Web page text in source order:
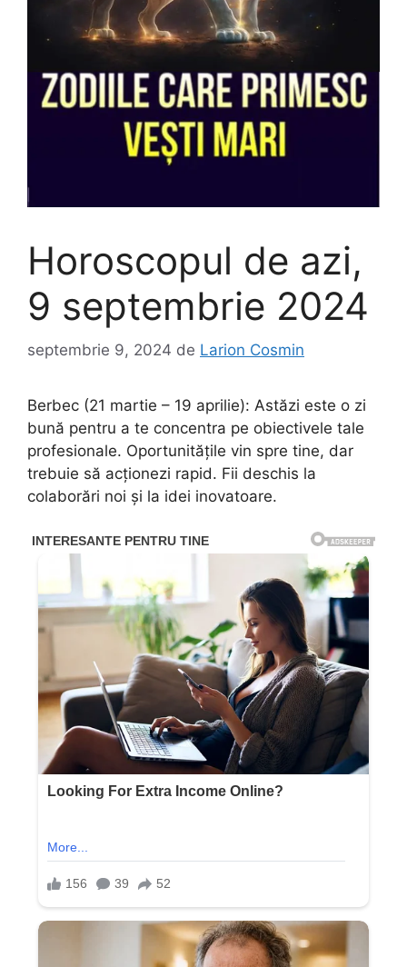
Horoscopul de azi,
9 septembrie 2024
septembrie 9, 2024 de Larion Cosmin
Berbec (21 martie – 19 aprilie): Astăzi este o zi
bună pentru a te concentra pe obiectivele tale
profesionale. Oportunitățile vin spre tine, dar
trebuie să acționezi rapid. Fii deschis la
colaborări noi și la idei inovatoare.